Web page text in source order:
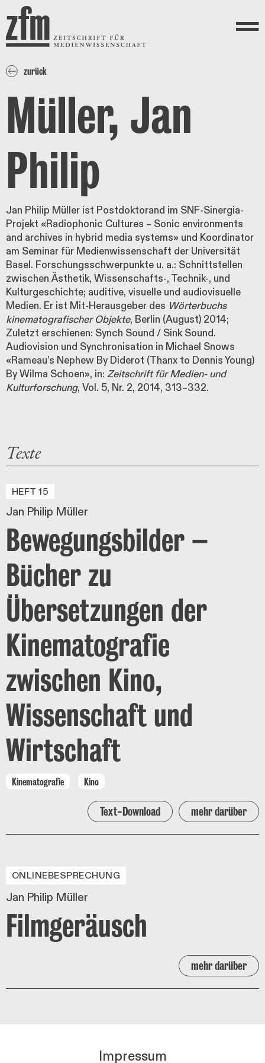
Direkt zum Inhalt
ZEITSCHRIFT FÜR
MEDIENWISSENSCHAFT
Menü
zurück
Müller, Jan
Philip
Jan Philip Müller ist Postdoktorand im SNF-Sinergia-
Projekt «Radiophonic Cultures – Sonic environments
and archives in hybrid media systems» und Koordinator
am Seminar für Medienwissenschaft der Universität
Basel. Forschungsschwerpunkte u. a.: Schnittstellen
zwischen Ästhetik, Wissenschafts-, Technik-, und
Kulturgeschichte; auditive, visuelle und audiovisuelle
Medien. Er ist Mit-Herausgeber des Wörterbuchs
kinematografischer Objekte, Berlin (August) 2014;
Zuletzt erschienen: Synch Sound / Sink Sound.
Audiovision und Synchronisation in Michael Snows
«Rameau’s Nephew By Diderot (Thanx to Dennis Young)
By Wilma Schoen», in: Zeitschrift für Medien- und
Kulturforschung, Vol. 5, Nr. 2, 2014, 313–332.
Texte
HEFT 15
Jan Philip Müller
Bewegungsbilder –
Bücher zu
Übersetzungen der
Kinematografie
zwischen Kino,
Wissenschaft und
Wirtschaft
Kinematografie Kino
Text-Download mehr darüber
ONLINEBESPRECHUNG
Jan Philip Müller
Filmgeräusch
mehr darüber
Impressum